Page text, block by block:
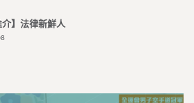
介】法律新鮮人